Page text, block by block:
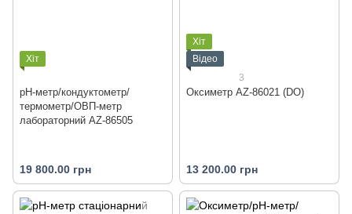
Хіт
pH-метр/кондуктометр/
термометр/ОВП-метр
лабораторний AZ-86505
19 800.00 грн
Хіт
Відео
3
Оксиметр AZ-86021 (DO)
13 200.00 грн